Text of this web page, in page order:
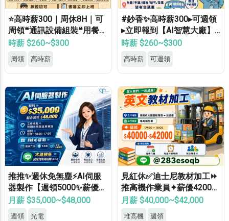
⭐高時薪300｜周休8H｜可
周領❝通訊設備組裝❝用餐補
助⭐等當兵可❝免經驗
時薪 $260~$300
周領 高時薪
#鈔香✨高時薪300▸可週領
▸立即報到【AI智慧大廠】
桃竹苗專車免費接送▸轉正
時薪 $260~$300
高時薪 可週領
推推✨週休免無塵⚡AI伺服
器製作【週領5000✨薪優4
8000】免學經歷✔免健檢✔
月薪 $35,000~$48,000
週領 光電
見紅休✅迪士尼教材加工⏩
推高機作業員✦薪優42000
⚡冷氣廠房✦轉正機會大
月薪 $40,000~$42,000
堆高機 週領